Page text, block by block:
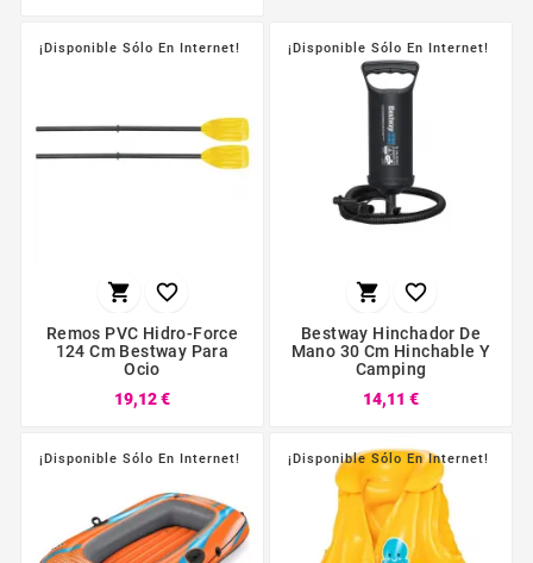
¡Disponible Sólo En Internet!
 
Remos PVC Hidro-Force
124 Cm Bestway Para
Ocio
19,12 €
¡Disponible Sólo En Internet!
 
Bestway Hinchador De
Mano 30 Cm Hinchable Y
Camping
14,11 €
¡Disponible Sólo En Internet! ¡Disponible Sólo En Internet!